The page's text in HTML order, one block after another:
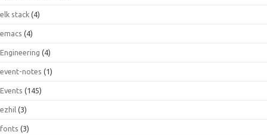
elk stack (4)
emacs (4)
Engineering (4)
event-notes (1)
Events (145)
ezhil (3)
fonts (3)